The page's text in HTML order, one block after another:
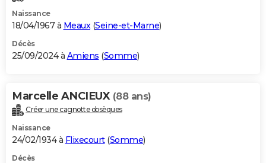
Naissance
18/04/1967 à Meaux(Seine-et-Marne)
Décès
25/09/2024 à Amiens (Somme)
Marcelle ANCIEUX (88 ans)
Créer une cagnotte obsèques
Naissance
24/02/1934 à Flixecourt(Somme)
Décès